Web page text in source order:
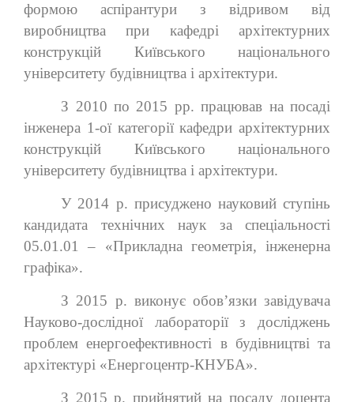
формою аспірантури з відривом від
виробництва при кафедрі архітектурних
конструкцій Київського національного
університету будівництва і архітектури.
З 2010 по 2015 рр. працював на посаді
інженера 1-ої категорії кафедри архітектурних
конструкцій Київського національного
університету будівництва і архітектури.
У 2014 р. присуджено науковий ступінь
кандидата технічних наук за спеціальності
05.01.01 – «Прикладна геометрія, інженерна
графіка».
З 2015 р. виконує обов’язки завідувача
Науково-дослідної лабораторії з досліджень
проблем енергоефективності в будівництві та
архітектурі «Енергоцентр-КНУБА».
З 2015 р. прийнятий на посаду доцента